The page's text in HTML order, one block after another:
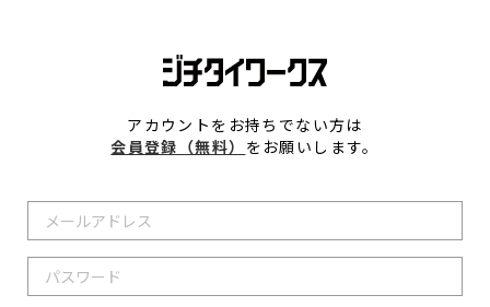
アカウントをお持ちでない方は
会員登録（無料） をお願いします。